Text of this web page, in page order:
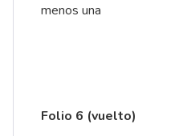
menos una
Folio 6 (vuelto)